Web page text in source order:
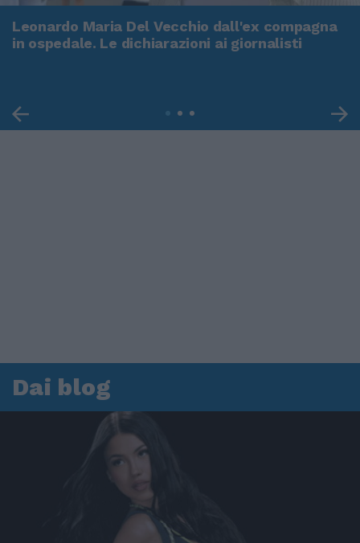
Leonardo Maria Del Vecchio dall'ex compagna
in ospedale. Le dichiarazioni ai giornalisti
Dai blog